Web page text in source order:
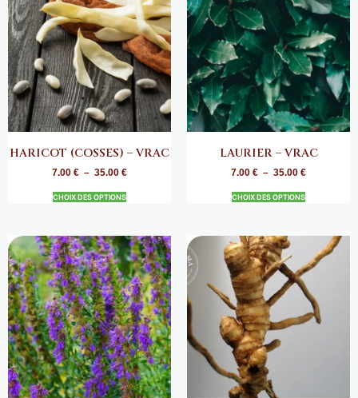
HARICOT (COSSES) – VRAC
7.00 € – 35.00 €
CHOIX DES OPTIONS
LAURIER – VRAC
7.00 € – 35.00 €
CHOIX DES OPTIONS